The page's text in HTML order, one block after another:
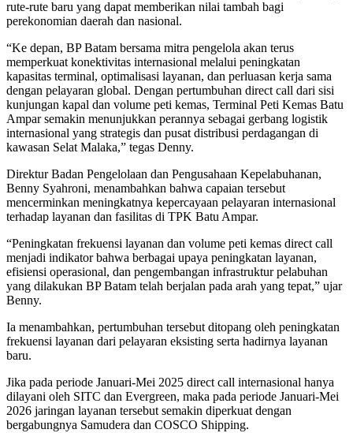
rute-rute baru yang dapat memberikan nilai tambah bagi
perekonomian daerah dan nasional.
“Ke depan, BP Batam bersama mitra pengelola akan terus
memperkuat konektivitas internasional melalui peningkatan
kapasitas terminal, optimalisasi layanan, dan perluasan kerja sama
dengan pelayaran global. Dengan pertumbuhan direct call dari sisi
kunjungan kapal dan volume peti kemas, Terminal Peti Kemas Batu
Ampar semakin menunjukkan perannya sebagai gerbang logistik
internasional yang strategis dan pusat distribusi perdagangan di
kawasan Selat Malaka,” tegas Denny.
Direktur Badan Pengelolaan dan Pengusahaan Kepelabuhanan,
Benny Syahroni, menambahkan bahwa capaian tersebut
mencerminkan meningkatnya kepercayaan pelayaran internasional
terhadap layanan dan fasilitas di TPK Batu Ampar.
“Peningkatan frekuensi layanan dan volume peti kemas direct call
menjadi indikator bahwa berbagai upaya peningkatan layanan,
efisiensi operasional, dan pengembangan infrastruktur pelabuhan
yang dilakukan BP Batam telah berjalan pada arah yang tepat,” ujar
Benny.
Ia menambahkan, pertumbuhan tersebut ditopang oleh peningkatan
frekuensi layanan dari pelayaran eksisting serta hadirnya layanan
baru.
Jika pada periode Januari-Mei 2025 direct call internasional hanya
dilayani oleh SITC dan Evergreen, maka pada periode Januari-Mei
2026 jaringan layanan tersebut semakin diperkuat dengan
bergabungnya Samudera dan COSCO Shipping.